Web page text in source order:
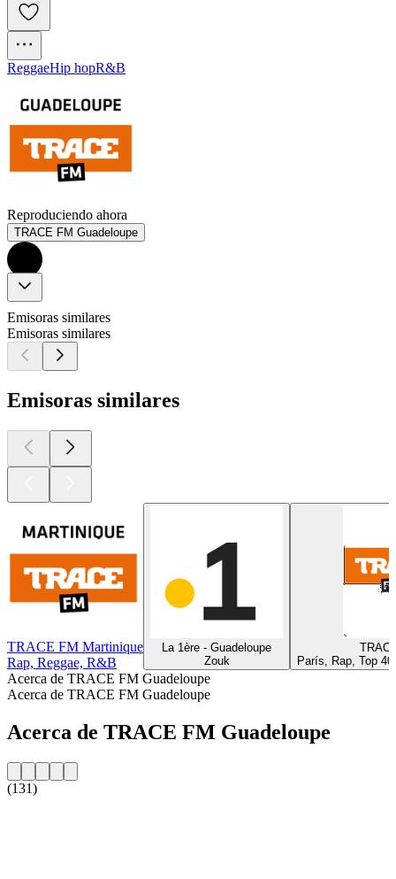
ReggaeHip hopR&B
Reproduciendo ahora
TRACE FM Guadeloupe
Emisoras similares
Emisoras similares
Emisoras similares
TRACE FM Martinique
Rap, Reggae, R&B
La 1ère - Guadeloupe
Zouk
París, Rap, Top
Acerca de TRACE FM Guadeloupe
Acerca de TRACE FM Guadeloupe
Acerca de TRACE FM Guadeloupe
(131)